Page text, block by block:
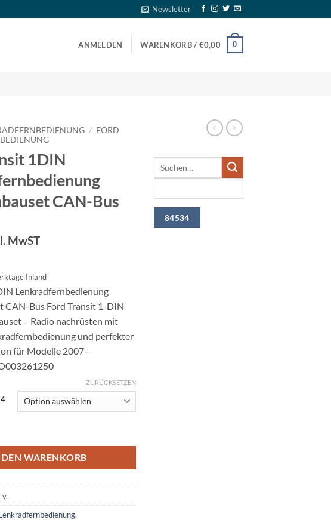
Newsletter
ANMELDEN WARENKORB / €0,00 0
/ FORD
1DIN
CAN-Bus
MwST
Inland
Lenkradfernbedienung
CAN-Bus Ford Transit 1-DIN
– Radio nachrüsten mit
und perfekter
für Modelle 2007–
ZURÜCKSETZEN
WARENKORB
v.
,